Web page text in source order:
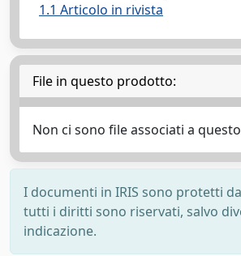
1.1 Articolo in rivista
File in questo prodotto:
Non ci sono file associati a
I documenti in IRIS sono protetti
tutti i diritti sono riservati, salvo
indicazione.